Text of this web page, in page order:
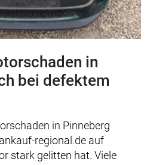
in
bei defektem
in Pinneberg
regional.de auf
stark gelitten hat. Viele